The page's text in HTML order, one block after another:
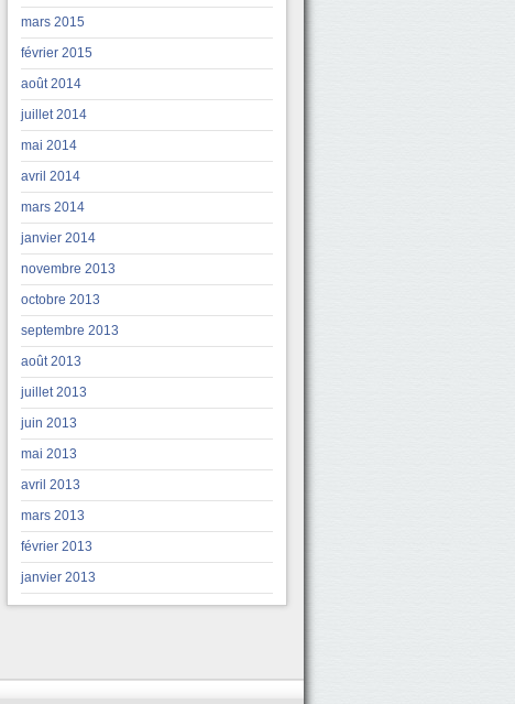
mars 2015
février 2015
août 2014
juillet 2014
mai 2014
avril 2014
mars 2014
janvier 2014
novembre 2013
octobre 2013
septembre 2013
août 2013
juillet 2013
juin 2013
mai 2013
avril 2013
mars 2013
février 2013
janvier 2013